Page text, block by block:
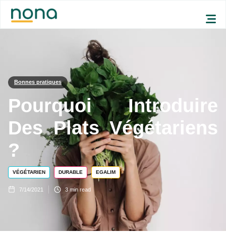
Bonnes pratiques
Pourquoi Introduire
Des Plats Végétariens
?
VÉGÉTARIEN DURABLE EGALIM
7/14/2021 3 min read